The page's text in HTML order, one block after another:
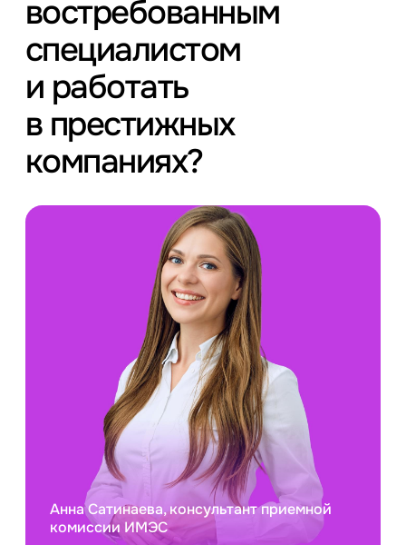
востребованным
специалистом
и работать
в престижных
компаниях?
Анна Сатинаева, консультант приемной
комиссии ИМЭС